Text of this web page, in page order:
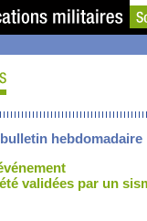
hebdomadaire
validées par un